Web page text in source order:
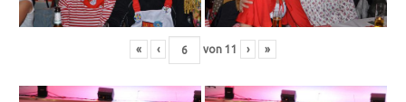
« ‹ von 11 › »